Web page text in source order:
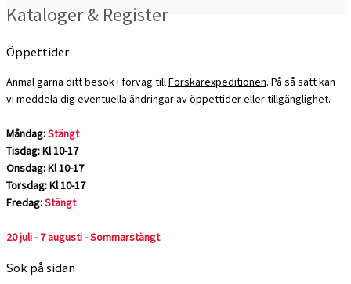
Kataloger & Register
Öppettider
Anmäl gärna ditt besök i förväg tillForskarexpeditionen. På så sätt kan
vi meddela dig eventuella ändringar av öppettider eller tillgänglighet.
Måndag:Stängt
Tisdag: Kl 10-17
Onsdag: Kl 10-17
Torsdag: Kl 10-17
Fredag:Stängt
20 juli - 7 augusti - Sommarstängt
Sök på sidan